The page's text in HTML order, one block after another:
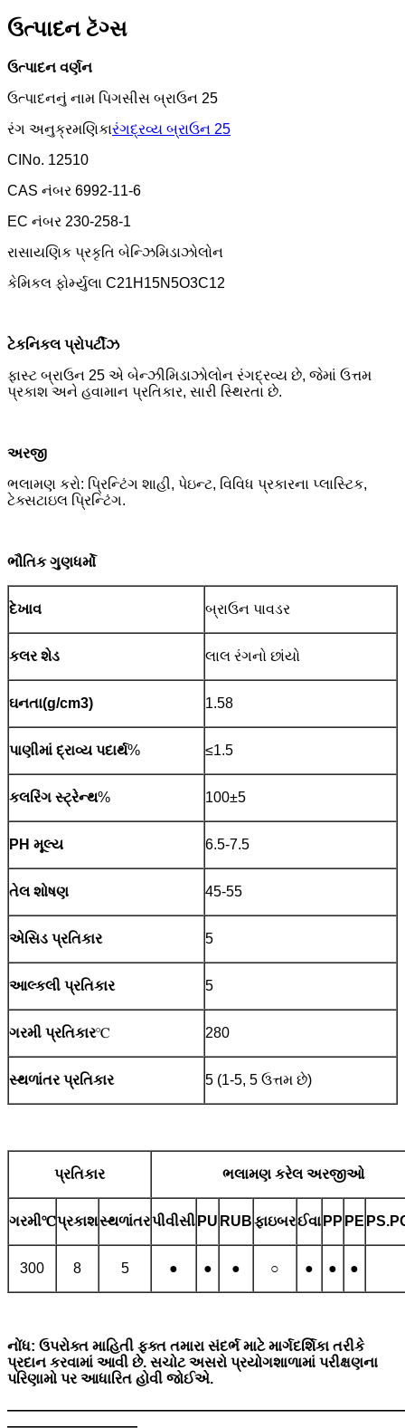
ઉત્પાદન ટૅગ્સ
ઉત્પાદન વર્ણન
ઉત્પાદનનું નામ પિગસીસ બ્રાઉન 25
રંગ અનુક્રમણિકારંગદ્રવ્ય બ્રાઉન 25
CINo. 12510
CAS નંબર 6992-11-6
EC નંબર 230-258-1
રાસાયણિક પ્રકૃતિ બેન્ઝિમિડાઝોલોન
કેમિકલ ફોર્મ્યુલા C21H15N5O3C12
ટેકનિકલ પ્રોપર્ટીઝ
ફાસ્ટ બ્રાઉન 25 એ બેન્ઝીમિડાઝોલોન રંગદ્રવ્ય છે, જેમાં ઉત્તમ
પ્રકાશ અને હવામાન પ્રતિકાર, સારી સ્થિરતા છે.
અરજી
ભલામણ કરો: પ્રિન્ટિંગ શાહી, પેઇન્ટ, વિવિધ પ્રકારના પ્લાસ્ટિક,
ટેક્સટાઇલ પ્રિન્ટિંગ.
ભૌતિક ગુણધર્મો
દેખાવ બ્રાઉન પાવડર
કલર શેડ લાલ રંગનો છાંયો
ઘનતા(g/cm3) 1.58
પાણીમાં દ્રાવ્ય પદાર્થ% ≤1.5
કલરિંગ સ્ટ્રેન્થ% 100±5
PH મૂલ્ય 6.5-7.5
તેલ શોષણ 45-55
એસિડ પ્રતિકાર 5
આલ્કલી પ્રતિકાર 5
ગરમી પ્રતિકાર℃ 280
સ્થળાંતર પ્રતિકાર 5 (1-5, 5 ઉત્તમ છે)
પ્રતિકાર ભલામણ કરેલ અરજીઓ
ગરમી℃પ્રકાશસ્થળાંતરપીવીસી PU RUBફાઇબરઈવા PP PE
300 8 5 ● ● ● ○ ● ● ●
નોંધ: ઉપરોક્ત માહિતી ફક્ત તમારા સંદર્ભ માટે માર્ગદર્શિકા તરીકે
પ્રદાન કરવામાં આવી છે. સચોટ અસરો પ્રયોગશાળામાં પરીક્ષણના
પરિણામો પર આધારિત હોવી જોઈએ.